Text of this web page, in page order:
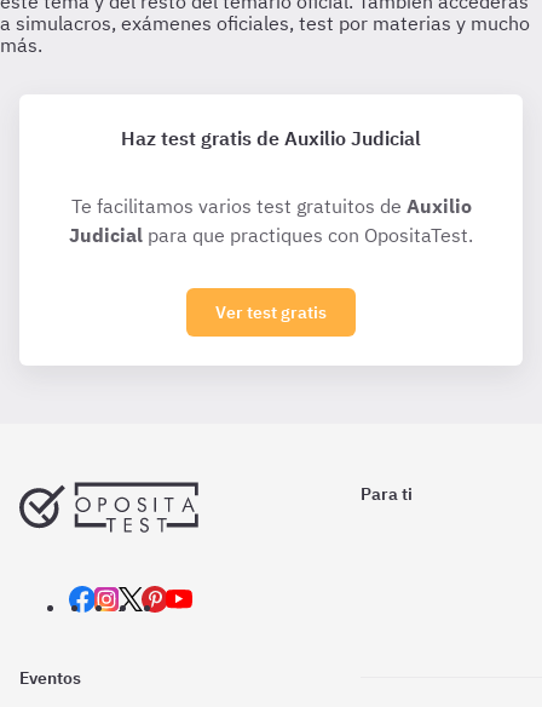
Haz test gratis de Auxilio Judicial
Te facilitamos varios test gratuitos de Auxilio
Judicial para que practiques con OpositaTest.
Ver test gratis
Para ti
Eventos